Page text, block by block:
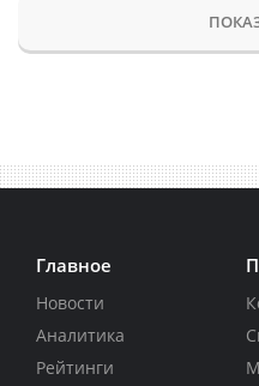
Главное
Новости
Аналитика
Рейтинги